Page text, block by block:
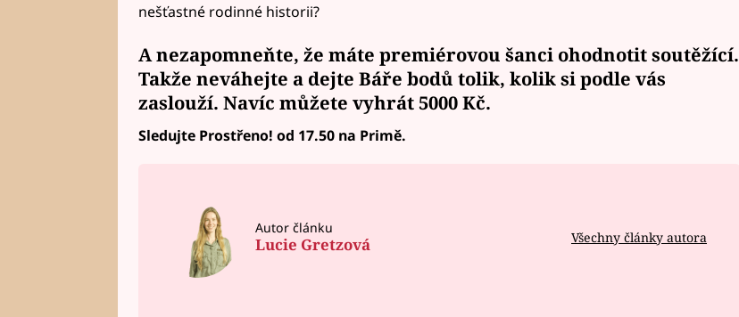
nešťastné rodinné historii?
A nezapomneňte, že máte premiérovou šanci ohodnotit soutěžící.
Takže neváhejte adejte Báře bodů tolik, kolik si podle vás
zaslouží. Navíc můžete vyhrát5000 Kč.
Sledujte Prostřeno! od 17.50 na Primě.
Autor článku
Lucie Gretzová Všechny články autora